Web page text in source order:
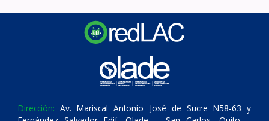
Dirección: Av. Mariscal Antonio José de Sucre N58-63 y